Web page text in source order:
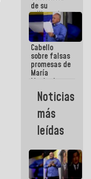
de su
militancia
es la
organización
política más
sólida de
Venezuela
Cabello
sobre falsas
promesas de
María
Machado:
¿Quién le
puede creer?
¿Y la gente
que ella iba
a salvar en
La Guaira?
Noticias
más
leídas